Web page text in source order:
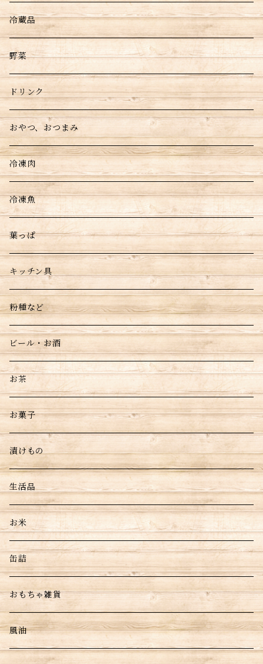
冷蔵品
野菜
ドリンク
おやつ、おつまみ
冷凍肉
冷凍魚
葉っぱ
キッチン具
粉種など
ビール・お酒
お茶
お菓子
漬けもの
生活品
お米
缶詰
おもちゃ雑貨
風油